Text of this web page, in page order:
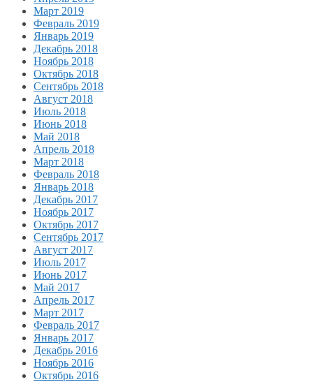
Март 2019
Февраль 2019
Январь 2019
Декабрь 2018
Ноябрь 2018
Октябрь 2018
Сентябрь 2018
Август 2018
Июль 2018
Июнь 2018
Май 2018
Апрель 2018
Март 2018
Февраль 2018
Январь 2018
Декабрь 2017
Ноябрь 2017
Октябрь 2017
Сентябрь 2017
Август 2017
Июль 2017
Июнь 2017
Май 2017
Апрель 2017
Март 2017
Февраль 2017
Январь 2017
Декабрь 2016
Ноябрь 2016
Октябрь 2016